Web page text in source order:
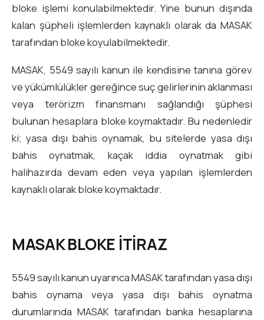
bloke işlemi konulabilmektedir. Yine bunun dışında
kalan şüpheli işlemlerden kaynaklı olarak da MASAK
tarafından bloke koyulabilmektedir.
MASAK, 5549 sayılı kanun ile kendisine tanına görev
ve yükümlülükler gereğince suç gelirlerinin aklanması
veya terörizm finansmanı sağlandığı şüphesi
bulunan hesaplara bloke koymaktadır. Bu nedenledir
ki; yasa dışı bahis oynamak, bu sitelerde yasa dışı
bahis oynatmak, kaçak iddia oynatmak gibi
halihazırda devam eden veya yapılan işlemlerden
kaynaklı olarak bloke koymaktadır.
MASAK BLOKE İTİRAZ
5549 sayılı kanun uyarınca MASAK tarafından yasa dışı
bahis oynama veya yasa dışı bahis oynatma
durumlarında MASAK tarafından banka hesaplarına